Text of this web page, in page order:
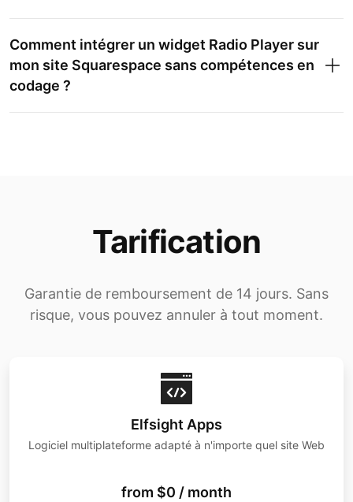
Comment intégrer un widget Radio Player sur
mon site Squarespace sans compétences en
codage ?
Tarification
Garantie de remboursement de 14 jours. Sans
risque, vous pouvez annuler à tout moment.
Elfsight Apps
Logiciel multiplateforme adapté à n'importe quel site Web
from $0 / month